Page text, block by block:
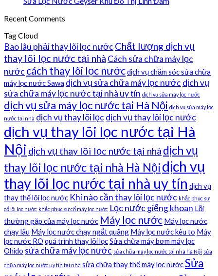
Recent Comments
Tag Cloud
Bao lâu phải thay lõi lọc nước Chất lượng dịch vụ
thay lõi lọc nước tại nhà Cách sửa chữa máy lọc
nước cách thay lõi lọc nướcdịch vụ chăm sóc sửa chữa
máy lọc nước Sawa dịch vụ sửa chữa máy lọc nước dịch vụ
sửa chữa máy lọc nước tại nhà uy tín dịch vụ sửa máy lọc nước
dịch vụ sửa máy lọc nước tại Hà Nội dịch vụ sửa máy lọc
nước tại nhà dịch vụ thay lõi lọc dịch vụ thay lõi lọc nước
dịch vụ thay lõi lọc nước tại Hà
Nội dịch vụ thay lõi lọc nước tại nhà dịch vụ
thay lõi lọc nước tại nhà Hà Nộidịch vụ
thay lõi lọc nước tại nhà uy tín dịch vụ
thay thế lõi lọc nước Khi nào cần thay lõi lọc nước khắc phục sự
cố lõi lọc nước khắc phục sự cố máy lọc nước Lọc nước giếng khoan Lỗi
thường gặp của máy lọc nước Máy lọc nước Máy lọc nước
chạy lâu Máy lọc nước chạy ngắt quãng Máy lọc nước kêu to Máy
lọc nước RO quá trình thay lõi lọcSửa chữa máy bơm máy lọc
Ohido sửa chữa máy lọc nước sửa chữa máy lọc nước tại nhà hà Nội sửa
chữa máy lọc nước uy tín tại nhà sửa chữa thay thế máy lọc nướcSửa